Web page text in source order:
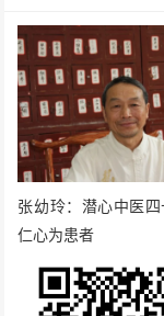
张幼玲：潜心中医
仁心为患者